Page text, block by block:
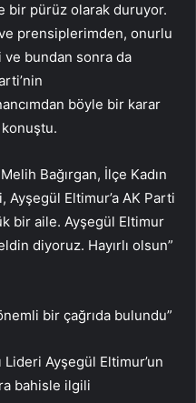
bir pürüz olarak duruyor.
prensiplerimden, onurlu
bundan sonra da
böyle bir karar
Bağırgan, İlçe Kadın
Ayşegül Eltimur’a AK Parti
bir aile. Ayşegül Eltimur
diyoruz. Hayırlı olsun”
bir çağrıda bulundu”
Ayşegül Eltimur’un
bahisle ilgili